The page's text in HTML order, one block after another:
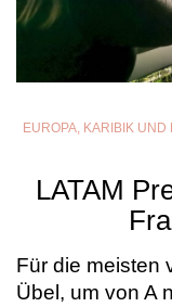
EUROPA, KARIBIK UND
LATAM
Für die meisten
Übel, um von A